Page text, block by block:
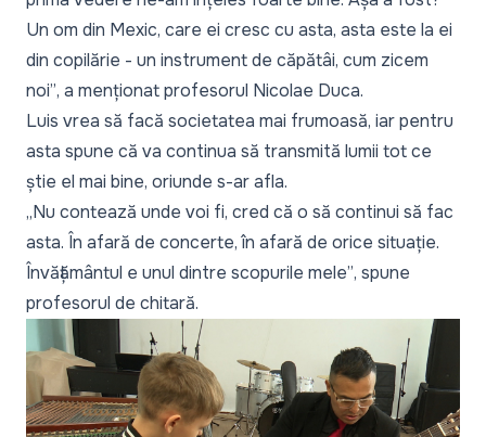
Un om din Mexic, care ei cresc cu asta, asta este la ei
din copilărie - un instrument de căpătâi, cum zicem
noi”, a menționat profesorul Nicolae Duca.
Luis vrea să facă societatea mai frumoasă, iar pentru
asta spune că va continua să transmită lumii tot ce
știe el mai bine, oriunde s-ar afla.
„Nu contează unde voi fi, cred că o să continui să fac
asta. În afară de concerte, în afară de orice situație.
Învățământul e unul dintre scopurile mele”, spune
profesorul de chitară.